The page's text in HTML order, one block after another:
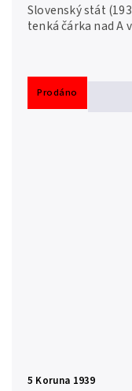
Slovenský stát
tenká čárka nad A
Prodáno
5 Koruna 1939